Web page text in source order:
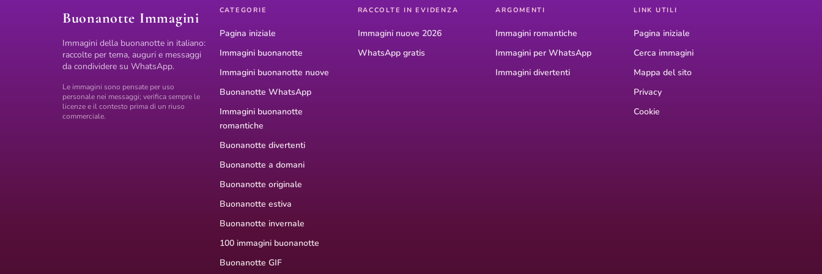
Buonanotte Immagini
Immagini della buonanotte in italiano:
raccolte per tema, auguri e messaggi
da condividere su WhatsApp.
Le immagini sono pensate per uso
personale nei messaggi; verifica sempre le
licenze e il contesto prima di un riuso
commerciale.
CATEGORIE
Pagina iniziale
Immagini buonanotte
Immagini buonanotte nuove
Buonanotte WhatsApp
Immagini buonanotte
romantiche
Buonanotte divertenti
Buonanotte a domani
Buonanotte originale
Buonanotte estiva
Buonanotte invernale
100 immagini buonanotte
Buonanotte GIF
RACCOLTE IN EVIDENZA
Immagini nuove 2026
WhatsApp gratis
ARGOMENTI
Immagini romantiche
Immagini per WhatsApp
Immagini divertenti
LINK UTILI
Pagina iniziale
Cerca immagini
Mappa del sito
Privacy
Cookie